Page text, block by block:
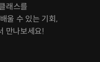
래스를
울 수 있는 기회,
만나보세요!